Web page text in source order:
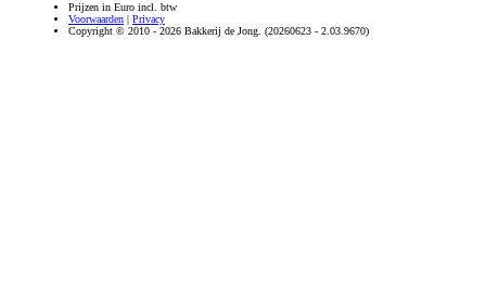
Prijzen in Euro incl. btw
Voorwaarden | Privacy
Copyright © 2010 - 2026 Bakkerij de Jong. (20260623 - 2.03.9670)